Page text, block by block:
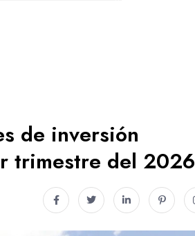
de inversión
trimestre del 2026